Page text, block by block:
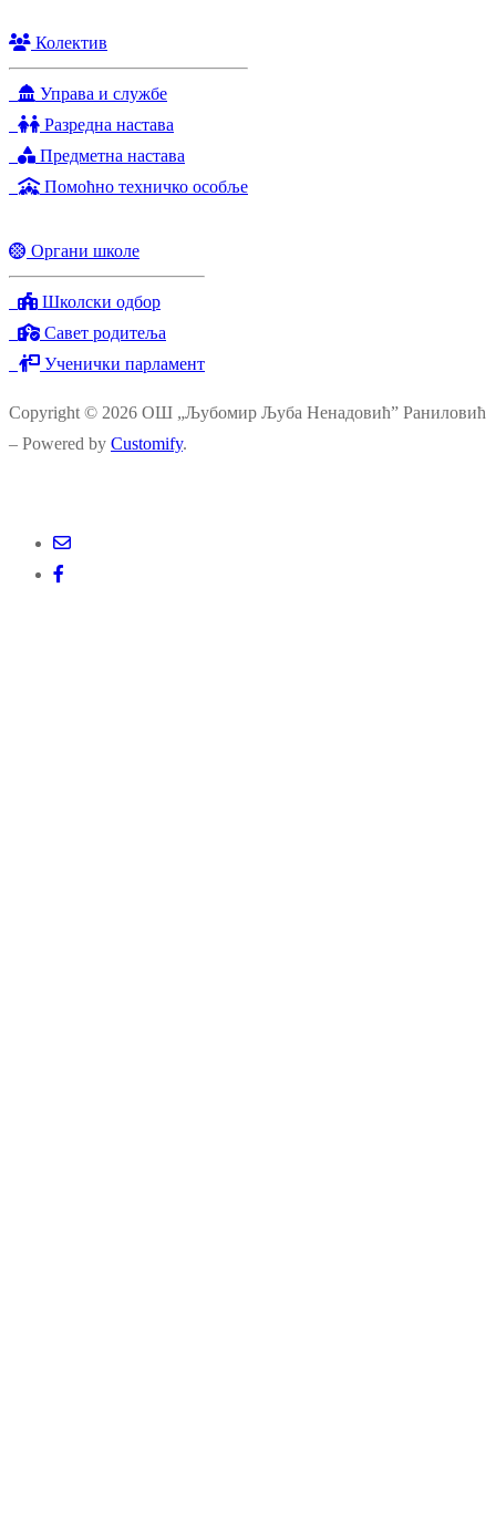
Колектив
Управа и службе
Разредна настава
Предметна настава
Помоћно техничко особље
Органи школе
Школски одбор
Савет родитеља
Ученички парламент
Copyright © 2026 ОШ „Љубомир Љуба Ненадовић” Раниловић
– Powered by Customify.